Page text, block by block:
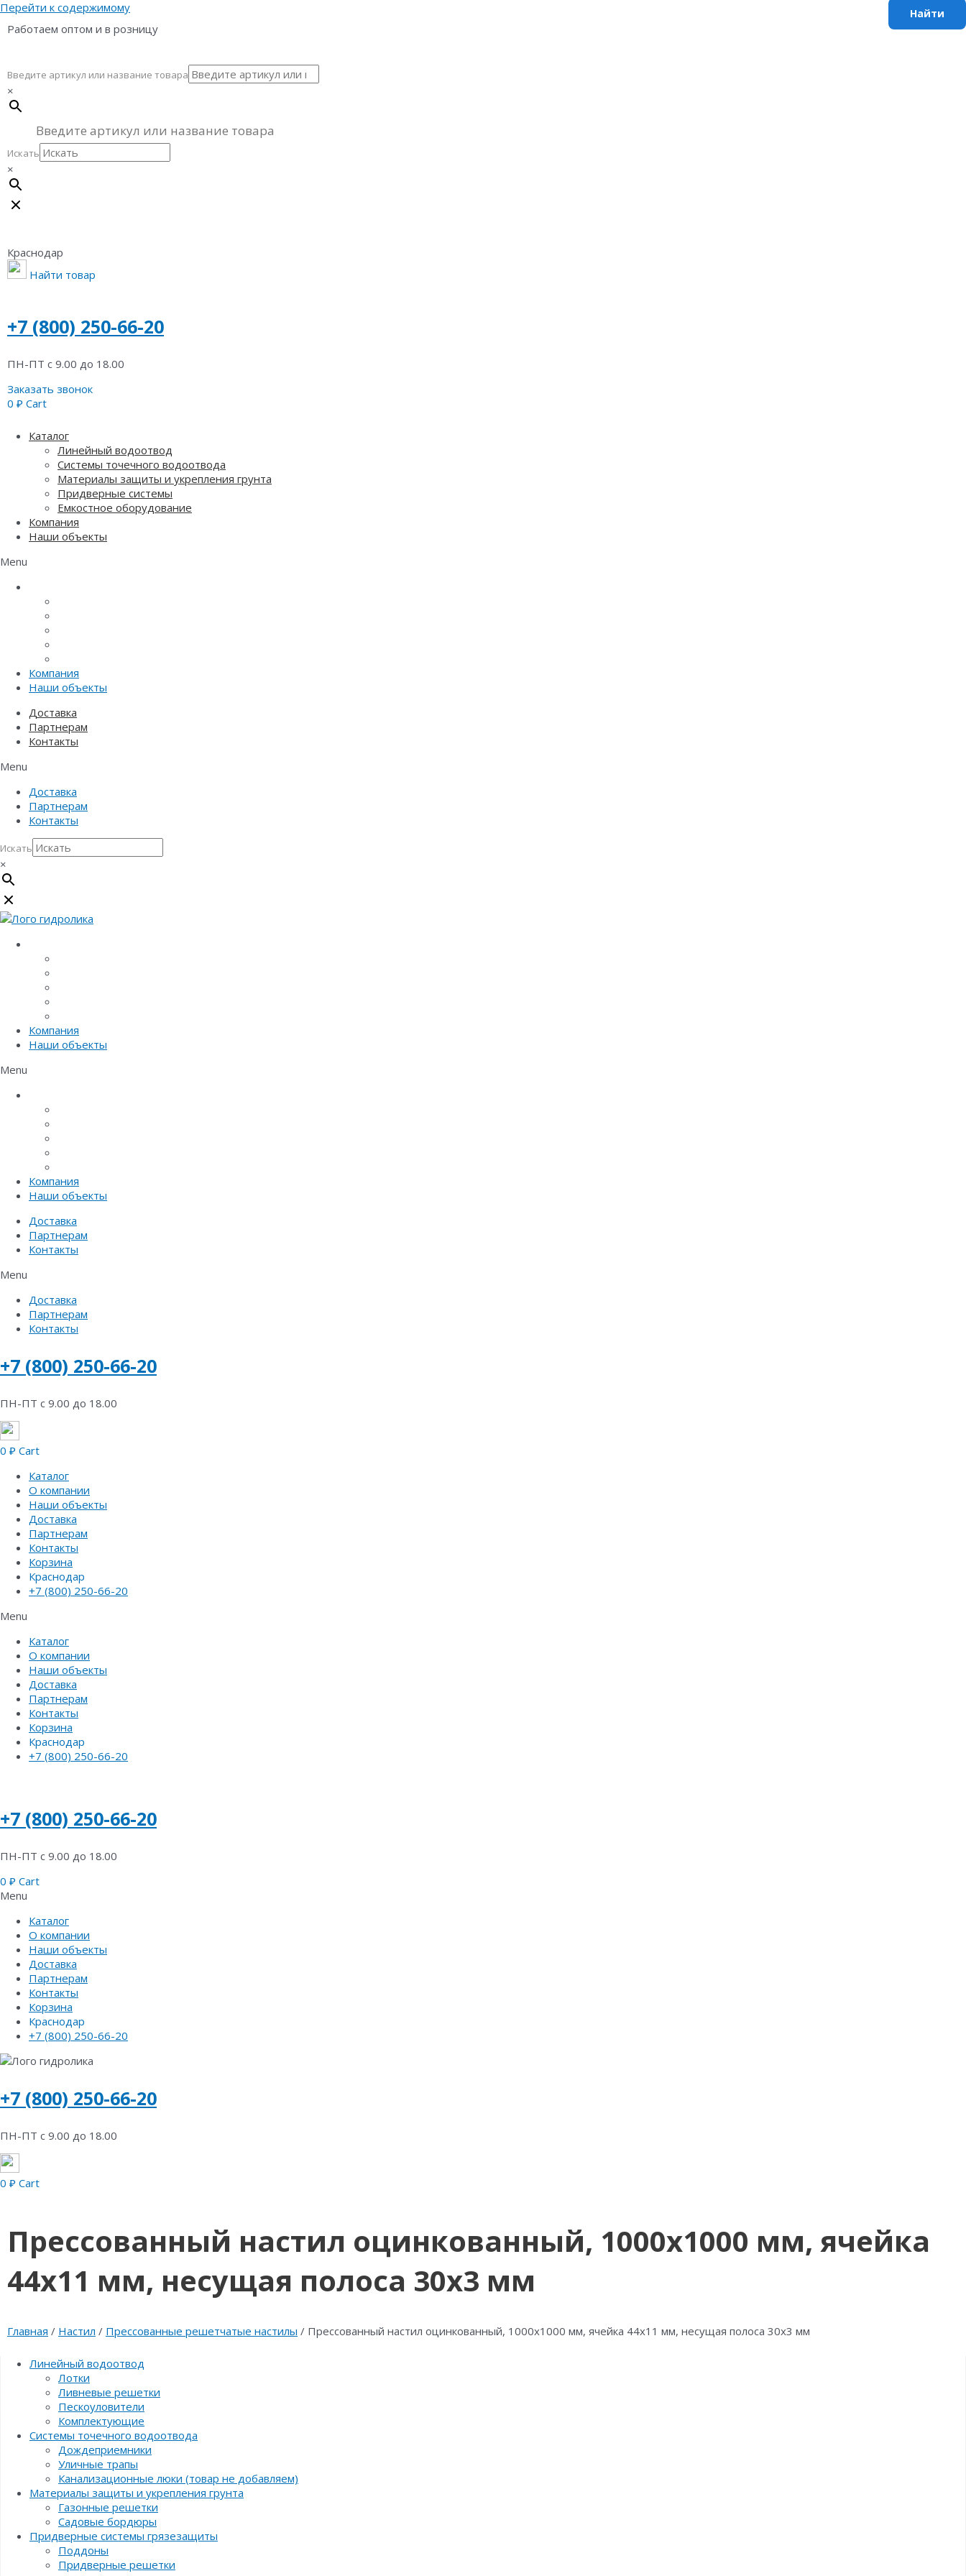
Перейти к содержимому
Работаем оптом и в розницу
Введите артикул или название товара
×
Искать
×
Краснодар
Найти товар
+7 (800) 250-66-20
ПН-ПТ с 9.00 до 18.00
Заказать звонок
0 ₽ Cart
Каталог
Линейный водоотвод
Системы точечного водоотвода
Материалы защиты и укрепления грунта
Придверные системы
Емкостное оборудование
Компания
Наши объекты
Menu
Компания
Наши объекты
Доставка
Партнерам
Контакты
Menu
Доставка
Партнерам
Контакты
Искать
×
Компания
Наши объекты
Menu
Компания
Наши объекты
Доставка
Партнерам
Контакты
Menu
Доставка
Партнерам
Контакты
+7 (800) 250-66-20
ПН-ПТ с 9.00 до 18.00
0 ₽ Cart
Каталог
О компании
Наши объекты
Доставка
Партнерам
Контакты
Корзина
Краснодар
+7 (800) 250-66-20
Menu
Каталог
О компании
Наши объекты
Доставка
Партнерам
Контакты
Корзина
Краснодар
+7 (800) 250-66-20
+7 (800) 250-66-20
ПН-ПТ с 9.00 до 18.00
0 ₽ Cart
Menu
Каталог
О компании
Наши объекты
Доставка
Партнерам
Контакты
Корзина
Краснодар
+7 (800) 250-66-20
+7 (800) 250-66-20
ПН-ПТ с 9.00 до 18.00
0 ₽ Cart
Прессованный настил оцинкованный, 1000х1000 мм, ячейка
44х11 мм, несущая полоса 30х3 мм
Главная / Настил / Прессованные решетчатые настилы / Прессованный настил оцинкованный, 1000х1000 мм, ячейка 44х11 мм, несущая полоса 30х3 мм
Линейный водоотвод
Лотки
Ливневые решетки
Пескоуловители
Комплектующие
Системы точечного водоотвода
Дождеприемники
Уличные трапы
Канализационные люки (товар не добавляем)
Материалы защиты и укрепления грунта
Газонные решетки
Садовые бордюры
Придверные системы грязезащиты
Поддоны
Придверные решетки